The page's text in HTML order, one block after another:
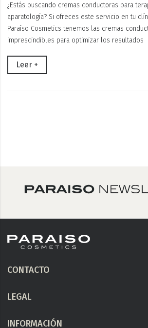
¿Estás buscando cremas conductoras para
aparatología? Si ofreces este servicio en tu
Paraíso Cosmetics tenemos las cremas
imprescindibles para optimizar los resultados
Leer +
CONTACTO
LEGAL
INFORMACIÓN